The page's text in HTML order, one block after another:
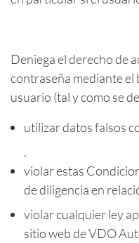
Deniega el derecho de
contraseña mediante el
usuario (tal y como se
utilizar datos falsos
.
violar estas
de diligencia en
violar cualquier ley
sitio web de VDO